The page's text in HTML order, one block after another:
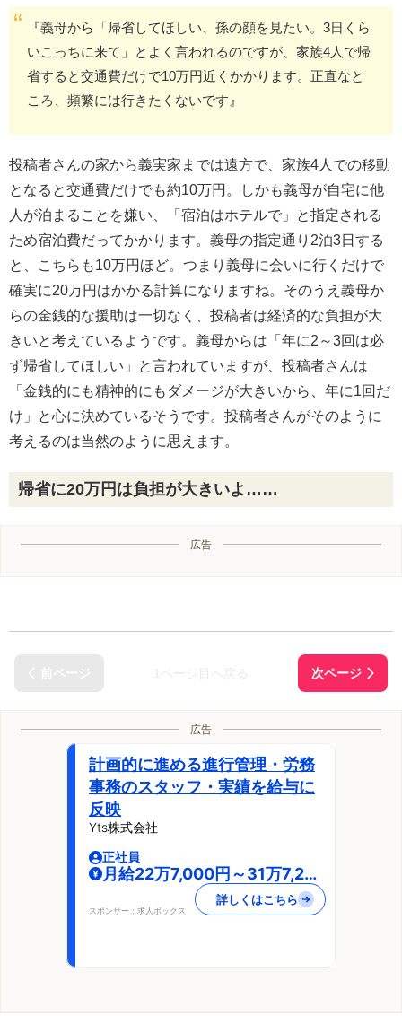
『義母から「帰省してほしい、孫の顔を見たい。3日くら
いこっちに来て」とよく言われるのですが、家族4人で帰
省すると交通費だけで10万円近くかかります。正直なと
ころ、頻繁には行きたくないです』
投稿者さんの家から義実家までは遠方で、家族4人での移動
となると交通費だけでも約10万円。しかも義母が自宅に他
人が泊まることを嫌い、「宿泊はホテルで」と指定される
ため宿泊費だってかかります。義母の指定通り2泊3日する
と、こちらも10万円ほど。つまり義母に会いに行くだけで
確実に20万円はかかる計算になりますね。そのうえ義母か
らの金銭的な援助は一切なく、投稿者は経済的な負担が大
きいと考えているようです。義母からは「年に2～3回は必
ず帰省してほしい」と言われていますが、投稿者さんは
「金銭的にも精神的にもダメージが大きいから、年に1回だ
け」と心に決めているそうです。投稿者さんがそのように
考えるのは当然のように思えます。
帰省に20万円は負担が大きいよ……
広告
広告
計画的に進める進行管理・労務
事務のスタッフ・実績を給与に
反映
Yts株式会社
正社員
月給22万7,000円～31万7,200
スポンサー：求人ボックス
詳しくはこちら